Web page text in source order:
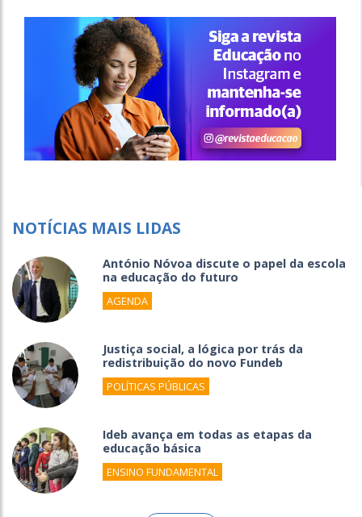
NOTÍCIAS MAIS LIDAS
António Nóvoa discute o papel da escola
na educação do futuro
AGENDA
Justiça social, a lógica por trás da
redistribuição do novo Fundeb
POLÍTICAS PÚBLICAS
Ideb avança em todas as etapas da
educação básica
ENSINO FUNDAMENTAL